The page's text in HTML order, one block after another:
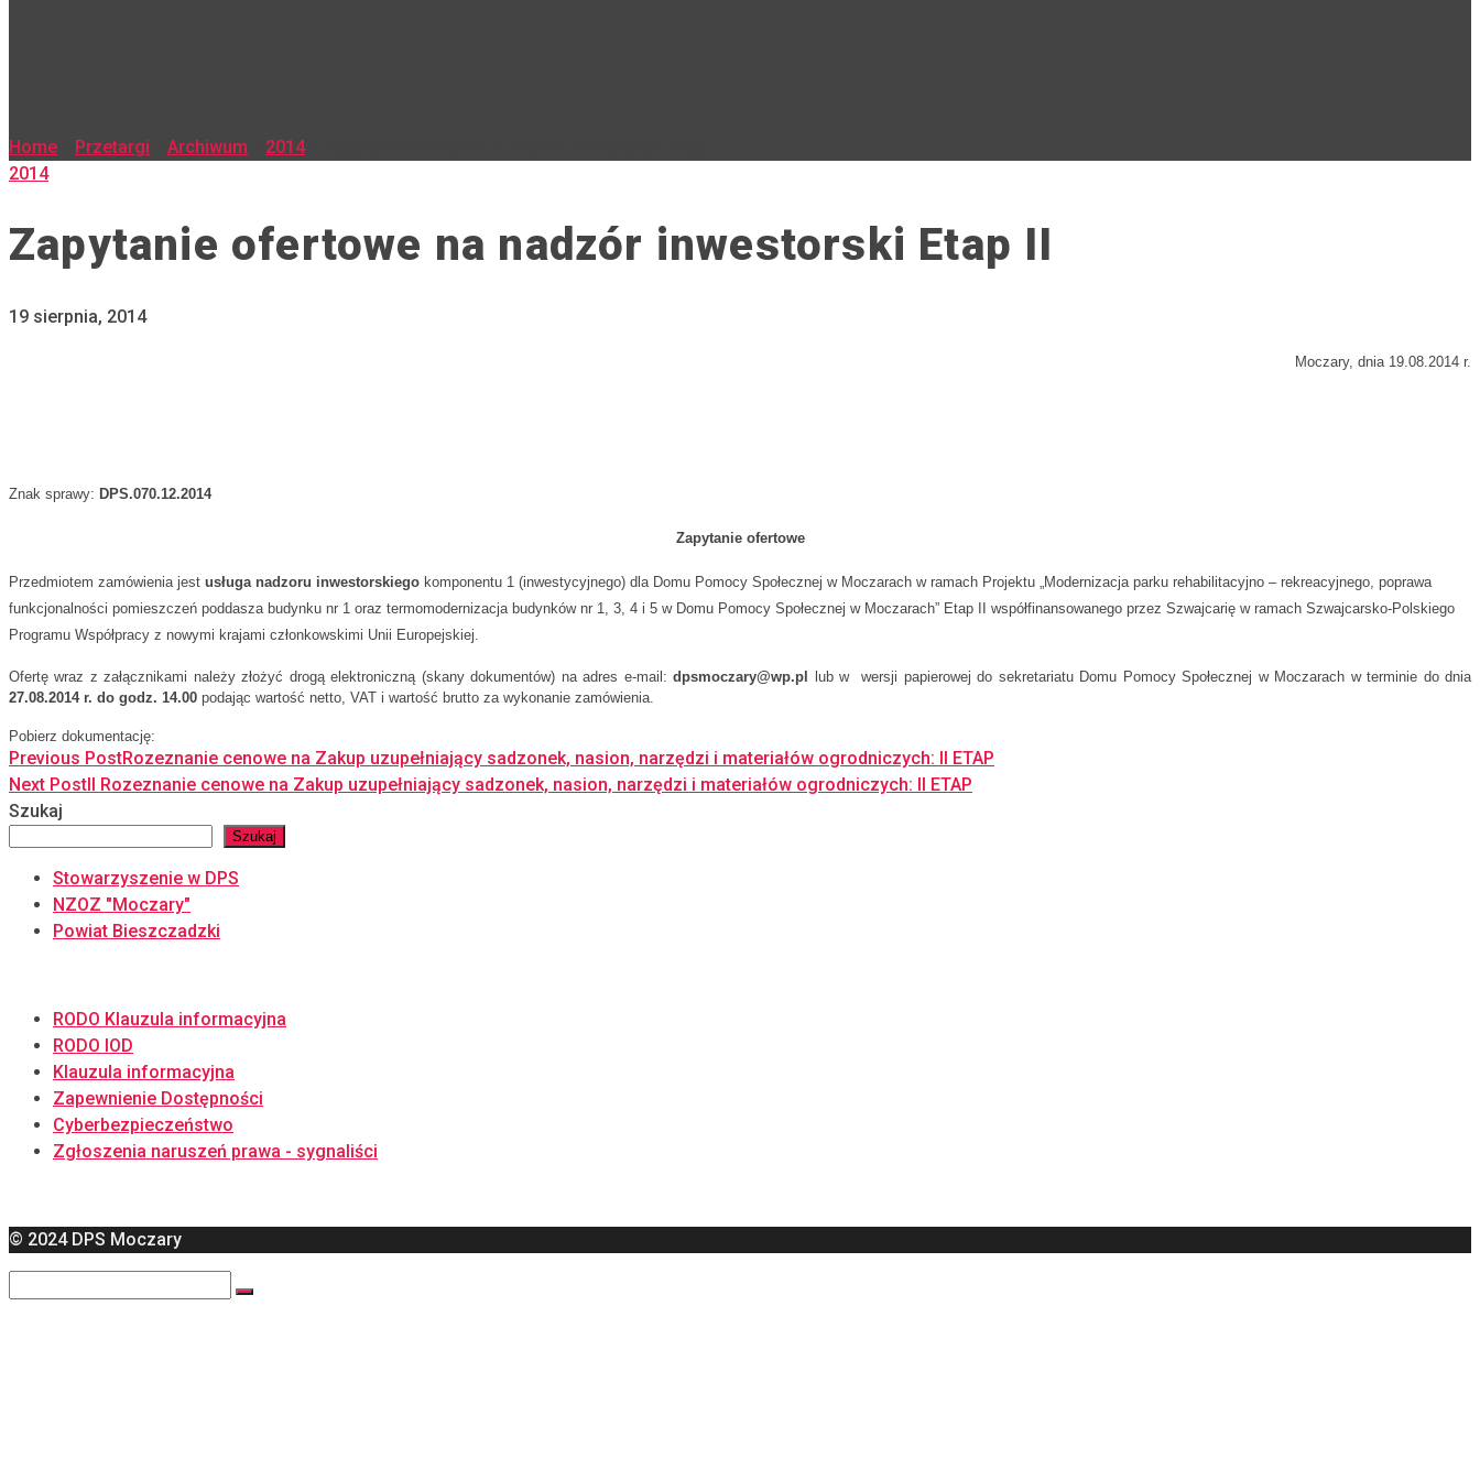
Home Przetargi Archiwum 2014
2014
Zapytanie ofertowe na nadzór inwestorski Etap II
19 sierpnia, 2014
Moczary, dnia 19.08.2014 r.
Znak sprawy: DPS.070.12.2014
Zapytanie ofertowe
Przedmiotem zamówienia jest usługa nadzoru inwestorskiego komponentu 1 (inwestycyjnego) dla Domu Pomocy Społecznej w Moczarach w ramach Projektu „Modernizacja parku rehabilitacyjno – rekreacyjnego, poprawa
funkcjonalności pomieszczeń poddasza budynku nr 1 oraz termomodernizacja budynków nr 1, 3, 4 i 5 w Domu Pomocy Społecznej w Moczarach” Etap II współfinansowanego przez Szwajcarię w ramach Szwajcarsko-Polskiego
Programu Współpracy z nowymi krajami członkowskimi Unii Europejskiej.
Ofertę wraz z załącznikami należy złożyć drogą elektroniczną (skany dokumentów) na adres e-mail:dpsmoczary@wp.pl
lub w wersji papierowej do sekretariatu Domu Pomocy Społecznej w Moczarach w terminie do dnia
27.08.2014 r. do godz. 14.00 podając wartość netto, VAT i wartość brutto za wykonanie zamówienia.
Pobierz dokumentację:
Previous PostRozeznanie cenowe na Zakup uzupełniający sadzonek, nasion, narzędzi i materiałów ogrodniczych: II ETAP
Next Post II Rozeznanie cenowe na Zakup uzupełniający sadzonek, nasion, narzędzi i materiałów ogrodniczych: II ETAP
Szukaj
Szukaj
Stowarzyszenie w DPS
NZOZ "Moczary"
Powiat Bieszczadzki
RODO Klauzula informacyjna
RODO IOD
Klauzula informacyjna
Zapewnienie Dostępności
Cyberbezpieczeństwo
Zgłoszenia naruszeń prawa - sygnaliści
© 2024 DPS Moczary